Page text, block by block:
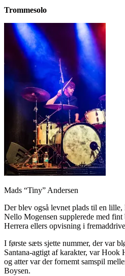
Trommesolo
Mads “Tiny” Andersen
Der blev også levnet plads til en
Nello Mogensen supplerede med
Herrera ellers opvisning i
I første sæts sjette nummer, der var
Santana-agtigt af karakter, var Hook
og atter var der fornemt samspil
Boysen.